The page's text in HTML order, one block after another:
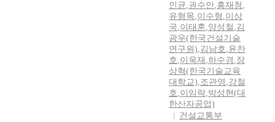
인균,권수안,홍재청 ,
유형목,이수형 ,이상
국,이태훈,양성철 ,김
광우(한국건설기술
연구원),김남호,윤찬
호,이욱재 ,하수경 ,장
상혁(한국기술교육
대학교),조관영 ,강철
호,이임락,박성현(대
한산자공업)
건설교통부